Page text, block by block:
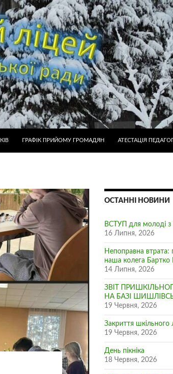
ГРАФІК ПРИЙОМУ ГРОМАДЯН АТЕСТАЦІЯ
ОСТАННІ НОВИНИ
ВСТУП для молоді з
16 Липня, 2026
Непоправна втрата:
наша колега Бартко
14 Липня, 2026
ЗВІТ
НА БАЗІ
19 Червня, 2026
Закриття шкільного
19 Червня, 2026
День пікніка
18 Червня, 2026